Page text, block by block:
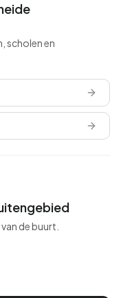
scholen en
de buurt.